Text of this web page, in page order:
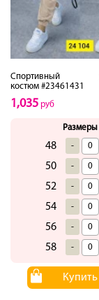
Спортивный
костюм #23461431
1,035 руб
Размеры
48 -
50 -
52 -
54 -
56 -
58 -
Купить